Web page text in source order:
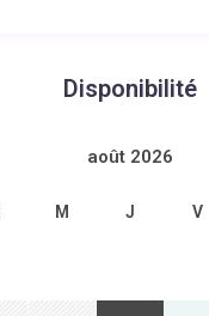
Disponibilité
août 2026
M J V